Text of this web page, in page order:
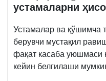
устамаларни
Устамалар ва қўшимча
берувчи мустақил
фақат касаба уюшмаси
кейин белгилаши